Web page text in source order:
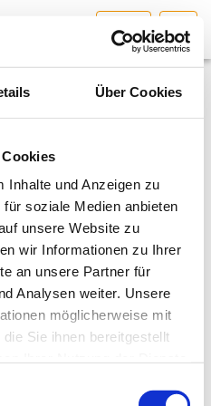
Über Cookies
Inhalte und Anzeigen zu
soziale Medien anbieten
unsere Website zu
wir Informationen zu Ihrer
an unsere Partner für
Analysen weiter. Unsere
möglicherweise mit
Sie ihnen bereitgestellt
STMK
der Wirtschaftskammer
der
, die ihre Leistungen auf allen
Tätigkeitsfeldern